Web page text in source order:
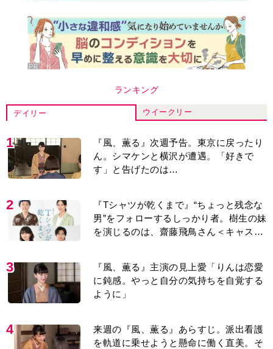
ランキング
デイリー ウイークリー
1
『風、薫る』次週予告。東京に戻ったり
ん。シマケンと横沢が遭遇。「好きで
す」と告げたのは…
2
『Tシャツが乾くまで』“ちょっと残念な
男”をフォローするしっかり者。樹生の妹
を演じるのは、齋藤飛鳥さん＜キャスト
3
『風、薫る』主演の見上愛「りんは恋愛
に鈍感。やっと自分の気持ちを自覚する
ように」
4
来週の『風、薫る』あらすじ。派出看護
を軌道に乗せようと懸命に働く直美。そ